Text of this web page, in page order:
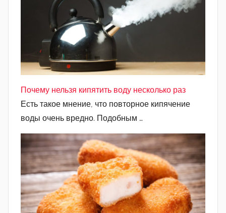
Почему нельзя кипятить воду несколько раз
Есть такое мнение, что повторное кипячение
воды очень вредно. Подобным …